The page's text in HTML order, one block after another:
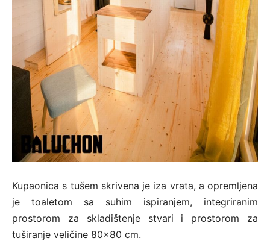
Kupaonica s tušem skrivena je iza vrata, a opremljena
je toaletom sa suhim ispiranjem, integriranim
prostorom za skladištenje stvari i prostorom za
tuširanje veličine 80×80 cm.